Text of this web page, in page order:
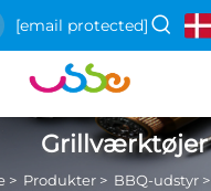
[email protected]
Grillværktøjer
> Produkter> BBQ-udstyr>